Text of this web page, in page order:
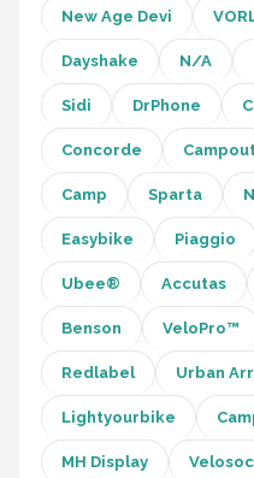
New Age Devi
Dayshake N/A
Sidi DrPhone
Concorde
Camp Sparta
Easybike Piaggio
Ubee® Accutas
Benson VeloPro™
Redlabel Urban
Lightyourbike
MH Display